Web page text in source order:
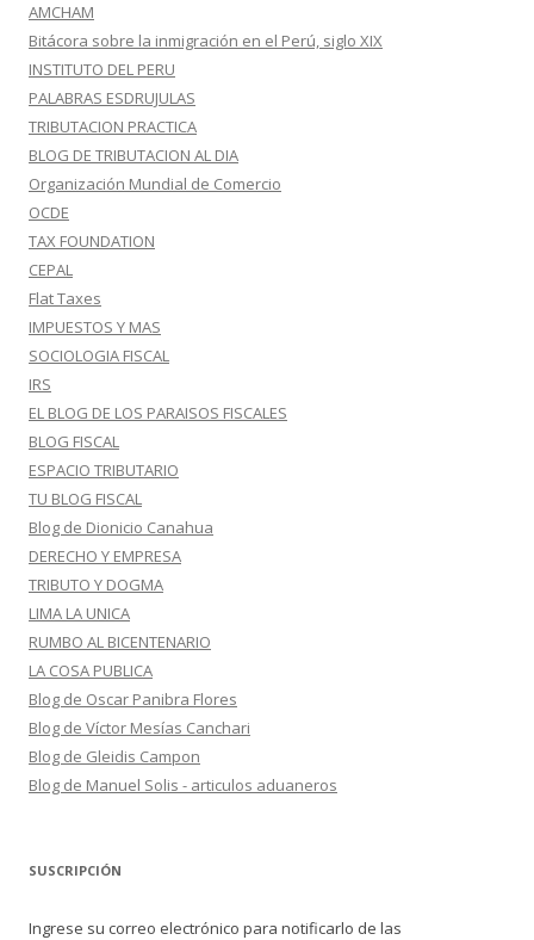
AMCHAM
Bitácora sobre la inmigración en el Perú, siglo XIX
INSTITUTO DEL PERU
PALABRAS ESDRUJULAS
TRIBUTACION PRACTICA
BLOG DE TRIBUTACION AL DIA
Organización Mundial de Comercio
OCDE
TAX FOUNDATION
CEPAL
Flat Taxes
IMPUESTOS Y MAS
SOCIOLOGIA FISCAL
IRS
EL BLOG DE LOS PARAISOS FISCALES
BLOG FISCAL
ESPACIO TRIBUTARIO
TU BLOG FISCAL
Blog de Dionicio Canahua
DERECHO Y EMPRESA
TRIBUTO Y DOGMA
LIMA LA UNICA
RUMBO AL BICENTENARIO
LA COSA PUBLICA
Blog de Oscar Panibra Flores
Blog de Víctor Mesías Canchari
Blog de Gleidis Campon
Blog de Manuel Solis - articulos aduaneros
SUSCRIPCIÓN
Ingrese su correo electrónico para notificarlo de las